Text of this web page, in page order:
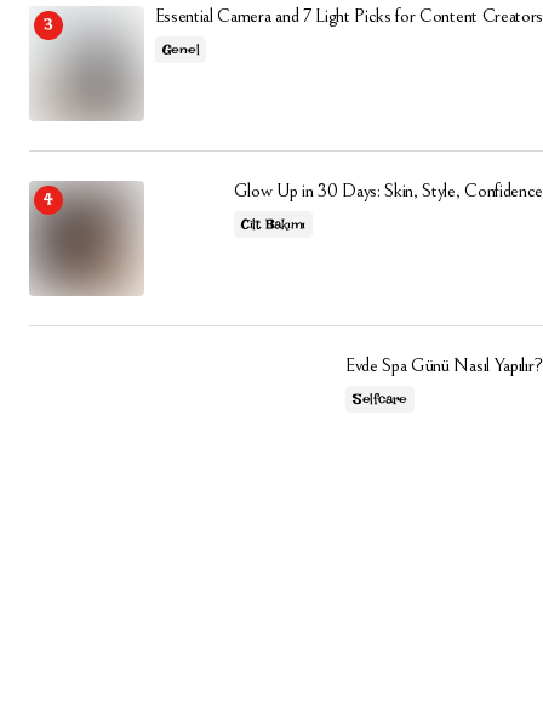
Essential Camera and 7 Light Picks for Content Creators
Genel
Glow Up in 30 Days: Skin, Style, Confidence
Cilt Bakımı
Evde Spa Günü Nasıl Yapılır?
Selfcare